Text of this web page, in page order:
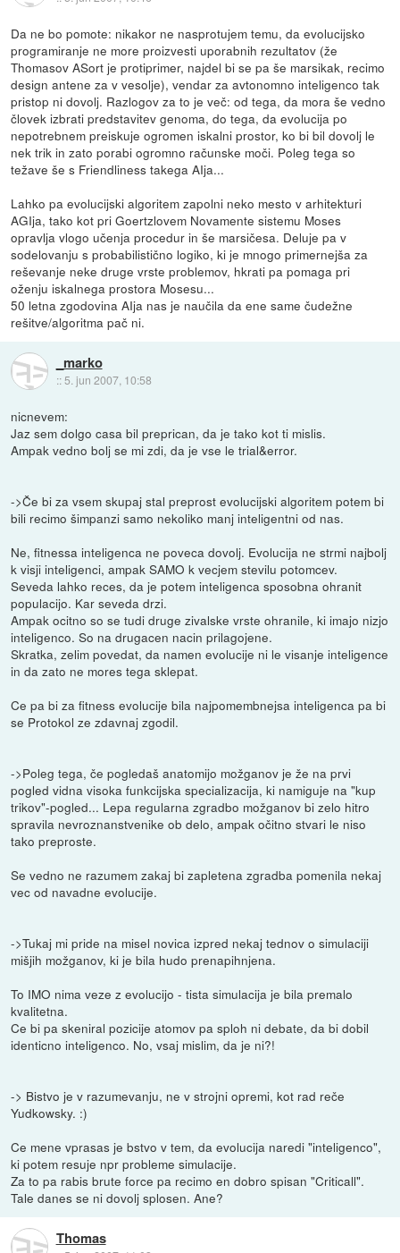
Da ne bo pomote: nikakor ne nasprotujem temu, da evolucijsko
programiranje ne more proizvesti uporabnih rezultatov (že
Thomasov ASort je protiprimer, najdel bi se pa še marsikak, recimo
design antene za v vesolje), vendar za avtonomno inteligenco tak
pristop ni dovolj. Razlogov za to je več: od tega, da mora še vedno
človek izbrati predstavitev genoma, do tega, da evolucija po
nepotrebnem preiskuje ogromen iskalni prostor, ko bi bil dovolj le
nek trik in zato porabi ogromno računske moči. Poleg tega so
težave še s Friendliness takega AIja...
Lahko pa evolucijski algoritem zapolni neko mesto v arhitekturi
AGIja, tako kot pri Goertzlovem Novamente sistemu Moses
opravlja vlogo učenja procedur in še marsičesa. Deluje pa v
sodelovanju s probabilistično logiko, ki je mnogo primernejša za
reševanje neke druge vrste problemov, hkrati pa pomaga pri
oženju iskalnega prostora Mosesu...
50 letna zgodovina AIja nas je naučila da ene same čudežne
rešitve/algoritma pač ni.
_marko
:: 5. jun 2007, 10:58
nicnevem:
Jaz sem dolgo casa bil preprican, da je tako kot ti mislis.
Ampak vedno bolj se mi zdi, da je vse le trial&error.
->Če bi za vsem skupaj stal preprost evolucijski algoritem potem bi
bili recimo šimpanzi samo nekoliko manj inteligentni od nas.
Ne, fitnessa inteligenca ne poveca dovolj. Evolucija ne strmi najbolj
k visji inteligenci, ampak SAMO k vecjem stevilu potomcev.
Seveda lahko reces, da je potem inteligenca sposobna ohranit
populacijo. Kar seveda drzi.
Ampak ocitno so se tudi druge zivalske vrste ohranile, ki imajo nizjo
inteligenco. So na drugacen nacin prilagojene.
Skratka, zelim povedat, da namen evolucije ni le visanje inteligence
in da zato ne mores tega sklepat.
Ce pa bi za fitness evolucije bila najpomembnejsa inteligenca pa bi
se Protokol ze zdavnaj zgodil.
->Poleg tega, če pogledaš anatomijo možganov je že na prvi
pogled vidna visoka funkcijska specializacija, ki namiguje na "kup
trikov"-pogled... Lepa regularna zgradbo možganov bi zelo hitro
spravila nevroznanstvenike ob delo, ampak očitno stvari le niso
tako preproste.
Se vedno ne razumem zakaj bi zapletena zgradba pomenila nekaj
vec od navadne evolucije.
->Tukaj mi pride na misel novica izpred nekaj tednov o simulaciji
mišjih možganov, ki je bila hudo prenapihnjena.
To IMO nima veze z evolucijo - tista simulacija je bila premalo
kvalitetna.
Ce bi pa skeniral pozicije atomov pa sploh ni debate, da bi dobil
identicno inteligenco. No, vsaj mislim, da je ni?!
-> Bistvo je v razumevanju, ne v strojni opremi, kot rad reče
Yudkowsky. :)
Ce mene vprasas je bstvo v tem, da evolucija naredi "inteligenco",
ki potem resuje npr probleme simulacije.
Za to pa rabis brute force pa recimo en dobro spisan "Criticall".
Tale danes se ni dovolj splosen. Ane?
Thomas